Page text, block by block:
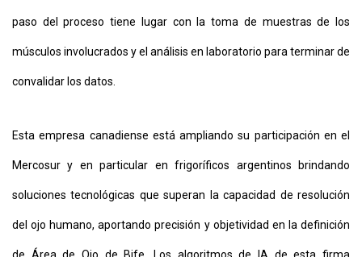
paso del proceso tiene lugar con la toma de muestras de los
músculos involucrados y el análisis en laboratorio para terminar de
convalidar los datos.
Esta empresa canadiense está ampliando su participación en el
Mercosur y en particular en frigoríficos argentinos brindando
soluciones tecnológicas que superan la capacidad de resolución
del ojo humano, aportando precisión y objetividad en la definición